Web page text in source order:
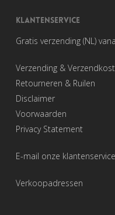
KLANTENSERVICE
Gratis verzending (NL)
Verzending &
Retourneren & Ruilen
Disclaimer
Voorwaarden
Privacy Statement
E-mail onze klantenservice
Verkoopadressen